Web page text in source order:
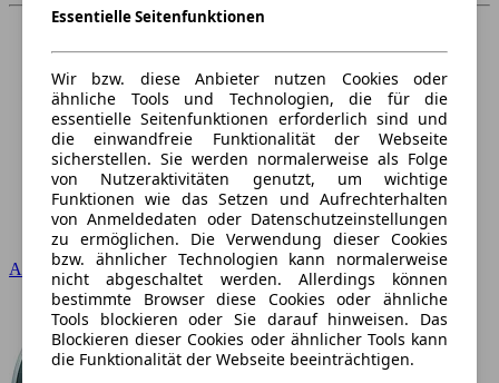
Audi
Essentielle Seitenfunktionen
Wir bzw. diese Anbieter nutzen Cookies oder
ähnliche Tools und Technologien, die für die
essentielle Seitenfunktionen erforderlich sind und
die einwandfreie Funktionalität der Webseite
sicherstellen. Sie werden normalerweise als Folge
von Nutzeraktivitäten genutzt, um wichtige
Funktionen wie das Setzen und Aufrechterhalten
von Anmeldedaten oder Datenschutzeinstellungen
zu ermöglichen. Die Verwendung dieser Cookies
bzw. ähnlicher Technologien kann normalerweise
nicht abgeschaltet werden. Allerdings können
bestimmte Browser diese Cookies oder ähnliche
Tools blockieren oder Sie darauf hinweisen. Das
Blockieren dieser Cookies oder ähnlicher Tools kann
die Funktionalität der Webseite beeinträchtigen.